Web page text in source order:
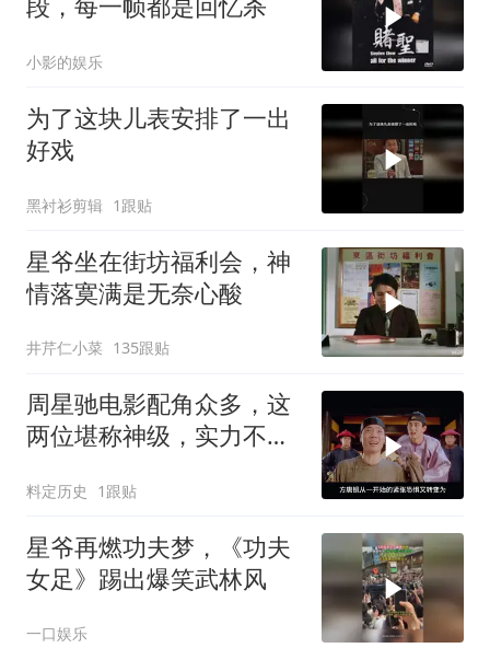
段，每一帧都是回忆杀
小影的娱乐
为了这块儿表安排了一出
好戏
黑衬衫剪辑 1跟贴
星爷坐在街坊福利会，神
情落寞满是无奈心酸
井芹仁小菜 135跟贴
周星驰电影配角众多，这
两位堪称神级，实力不容
料定历史 1跟贴
星爷再燃功夫梦，《功夫
女足》踢出爆笑武林风
一口娱乐